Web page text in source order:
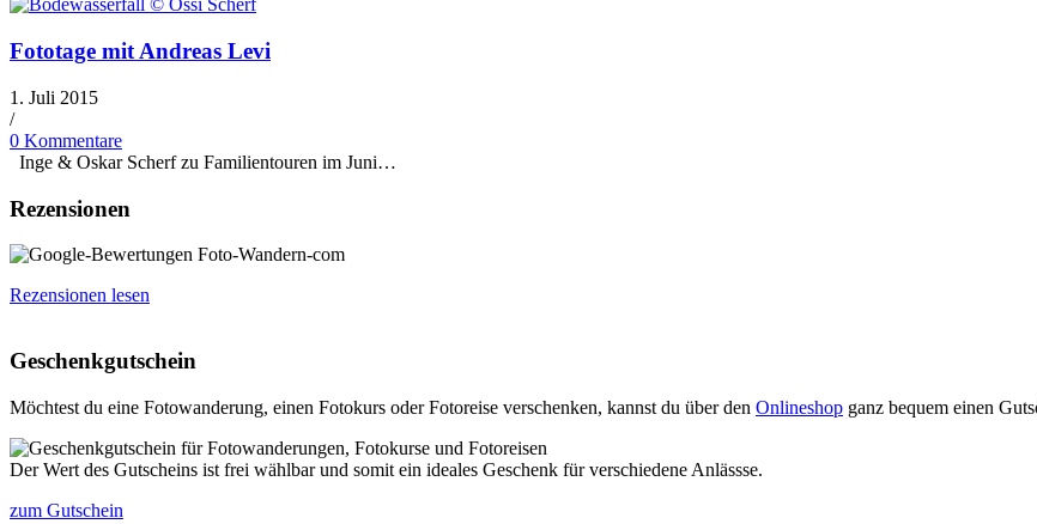
Fototage mit Andreas Levi
1. Juli 2015
/
0 Kommentare
Inge & Oskar Scherf zu Familientouren im Juni…
Rezensionen
Rezensionen lesen
Geschenkgutschein
Möchtest du eine Fotowanderung, einen Fotokurs oder Fotoreise verschenken, kannst du über den Onlineshop ganz bequem einen
Der Wert des Gutscheins ist frei wählbar und somit ein ideales Geschenk für verschiedene Anlässse.
zum Gutschein